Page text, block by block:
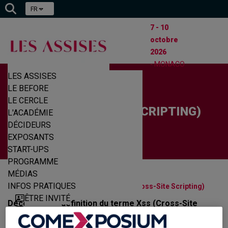
FR
7 - 10
octobre
2026
- MONACO
LES ASSISES
LE BEFORE
LE CERCLE
L'ACADÉMIE
DÉCIDEURS
EXPOSANTS
START-UPS
PROGRAMME
MÉDIAS
INFOS PRATIQUES
ÊTRE INVITÉ
EXPOSER
XSS (CROSS-SITE SCRIPTING)
Accueil | Glossaire Cyber XSS (Cross-Site Scripting)
Découvrez la définition du terme Xss (Cross-Site
Scripting) présentée par Les Assises de la